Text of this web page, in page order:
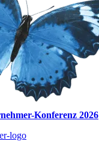
Konferenz 2026